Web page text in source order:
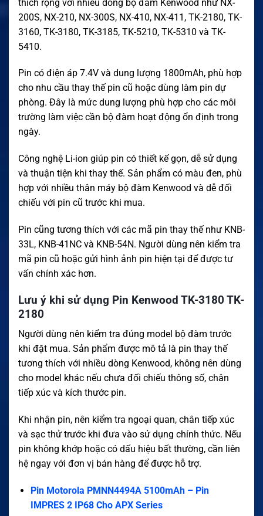
thích rộng với nhiều dòng bộ đàm Kenwood như NX-
200S, NX-210, NX-300S, NX-410, NX-411, TK-2180, TK-
3160, TK-3180, TK-3185, TK-5210, TK-5310 và TK-
5410.
Pin có điện áp 7.4V và dung lượng 1800mAh, phù hợp
cho nhu cầu thay thế pin cũ hoặc dùng làm pin dự
phòng. Đây là mức dung lượng phù hợp cho các môi
trường làm việc cần bộ đàm hoạt động ổn định trong
ngày.
Công nghệ Li-ion giúp pin có thiết kế gọn, dễ sử dụng
và thuận tiện khi thay thế. Sản phẩm có màu đen, phù
hợp với nhiều thân máy bộ đàm Kenwood và dễ đối
chiếu với pin cũ trước khi mua.
Pin cũng tương thích với các mã pin thay thế như KNB-
33L, KNB-41NC và KNB-54N. Người dùng nên kiểm tra
mã pin cũ hoặc gửi hình ảnh pin hiện tại để được tư
vấn chính xác hơn.
Lưu ý khi sử dụng Pin Kenwood TK-3180 TK-
2180
Người dùng nên kiểm tra đúng model bộ đàm trước
khi đặt mua. Sản phẩm được mô tả là pin thay thế
tương thích với nhiều dòng Kenwood, không nên dùng
cho model khác nếu chưa đối chiếu thông số, chân
tiếp xúc và kích thước pin.
Khi nhận pin, nên kiểm tra ngoại quan, chân tiếp xúc
và sạc thử trước khi đưa vào sử dụng chính thức. Nếu
pin không khớp hoặc có dấu hiệu bất thường, cần liên
hệ ngay với đơn vị bán hàng để được hỗ trợ.
Pin Motorola PMNN4494A 5100mAh – Pin
IMPRES 2 IP68 Cho APX Series